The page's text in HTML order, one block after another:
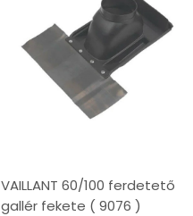
VAILLANT 60/100 ferdetető
gallér fekete ( 9076 )